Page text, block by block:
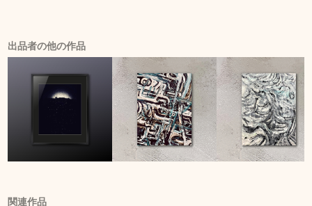
出品者の他の作品
関連作品